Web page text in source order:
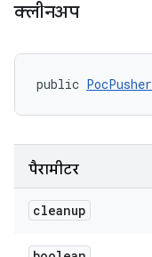
क्लीनअप
public PocPusher
पैरामीटर
cleanup